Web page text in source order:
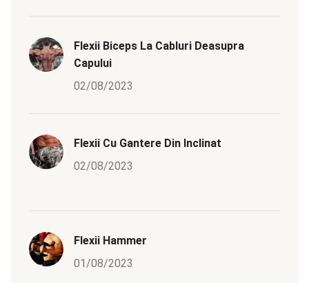
Flexii Biceps La Cabluri Deasupra
Capului
02/08/2023
Flexii Cu Gantere Din Inclinat
02/08/2023
Flexii Hammer
01/08/2023